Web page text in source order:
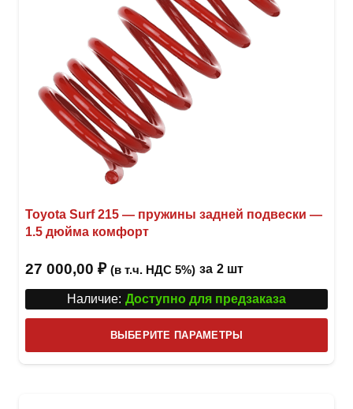
Toyota Surf 215 — пружины задней подвески —
1.5 дюйма комфорт
27 000,00 ₽ (в т.ч. НДС 5%) за 2 шт
Наличие: Доступно для предзаказа
ВЫБЕРИТЕ ПАРАМЕТРЫ
товар